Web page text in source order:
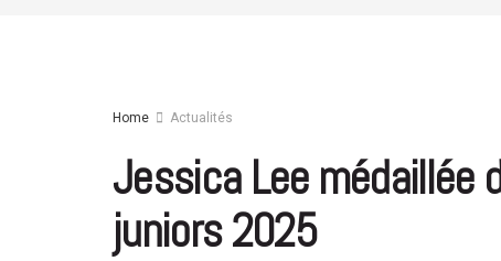
Home Actualités
Jessica Lee médaillée
juniors 2025